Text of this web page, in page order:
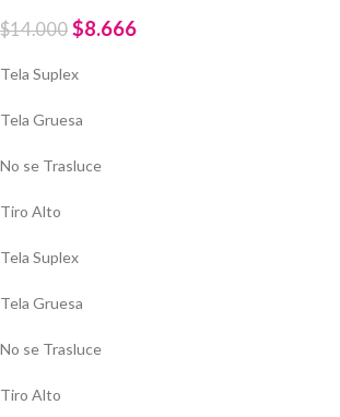
$14.000 $8.666
Tela Suplex
Tela Gruesa
No se Trasluce
Tiro Alto
Tela Suplex
Tela Gruesa
No se Trasluce
Tiro Alto